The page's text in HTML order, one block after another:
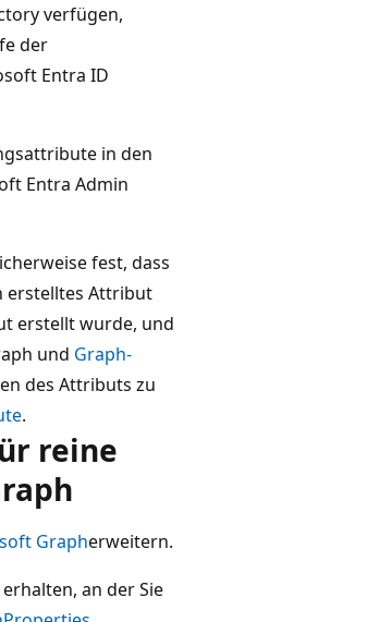
verfügen,
der
Entra ID
in den
Entra Admin
fest, dass
erstelltes Attribut
erstellt wurde, und
und Graph-
des Attributs zu
.
reine
Grapherweitern.
an der Sie